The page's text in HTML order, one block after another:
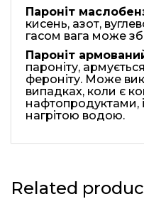
Пароніт
кисень, азот,
гасом вага може
Пароніт арм
пароніту,
фероніту. Може
випадках, коли є
нафтопродуктами,
нагрітою водою.
Related